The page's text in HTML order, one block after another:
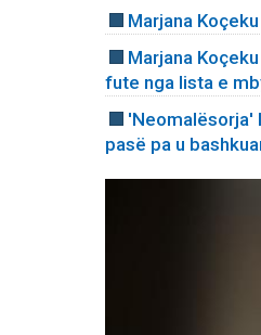
Marjana
Marjana
fute nga lista e
'Neomalësorja'
pasë pa u